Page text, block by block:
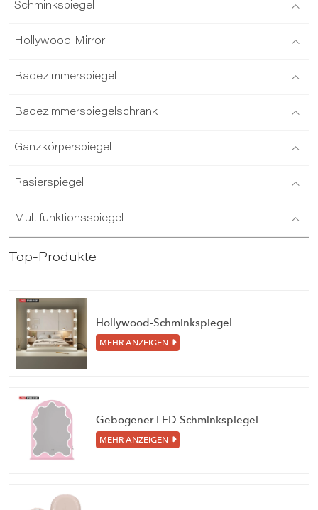
Schminkspiegel
Hollywood Mirror
Badezimmerspiegel
Badezimmerspiegelschrank
Ganzkörperspiegel
Rasierspiegel
Multifunktionsspiegel
Top-Produkte
Hollywood-Schminkspiegel
MEHR ANZEIGEN
Gebogener LED-Schminkspiegel
MEHR ANZEIGEN